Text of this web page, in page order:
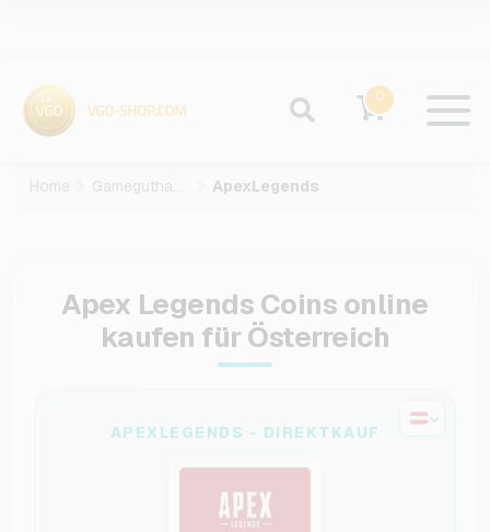
0
Home Gameguthaben ApexLegends
Apex Legends Coins online
kaufen für Österreich
APEXLEGENDS - DIREKTKAUF